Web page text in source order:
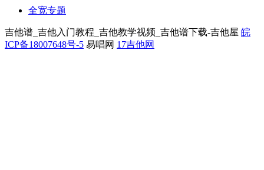
全宽专题
吉他谱_吉他入门教程_吉他教学视频_吉他谱下载-吉他屋 皖
ICP备18007648号-5 易唱网 17吉他网